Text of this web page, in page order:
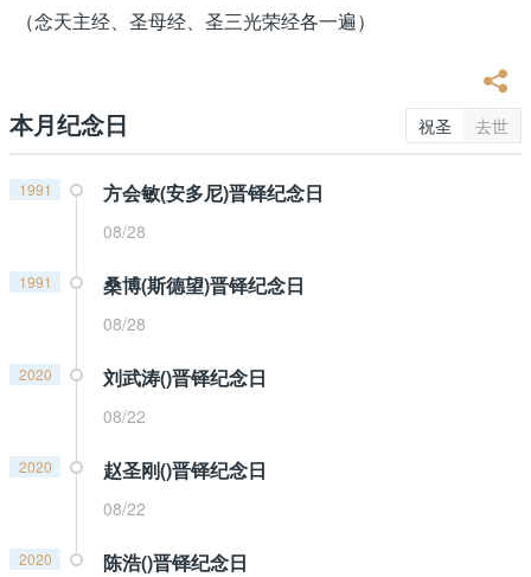
（念天主经、圣母经、圣三光荣经各一遍）
本月纪念日 祝圣 去世
1991 方会敏(安多尼)晋铎纪念日
08/28
1991 桑博(斯德望)晋铎纪念日
08/28
2020 刘武涛()晋铎纪念日
08/22
2020 赵圣刚()晋铎纪念日
08/22
2020 陈浩()晋铎纪念日